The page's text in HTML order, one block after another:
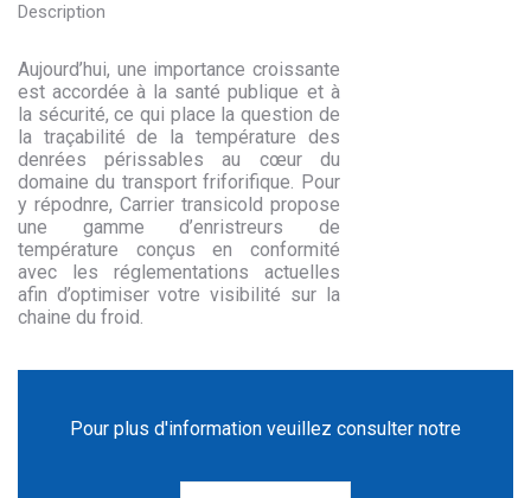
Description
Aujourd’hui, une importance croissante
est accordée à la santé publique et à
la sécurité, ce qui place la question de
la traçabilité de la température des
denrées périssables au cœur du
domaine du transport friforifique. Pour
y répodnre, Carrier transicold propose
une gamme d’enristreurs de
température conçus en conformité
avec les réglementations actuelles
afin d’optimiser votre visibilité sur la
chaine du froid.
Pour plus d'information veuillez consulter notre